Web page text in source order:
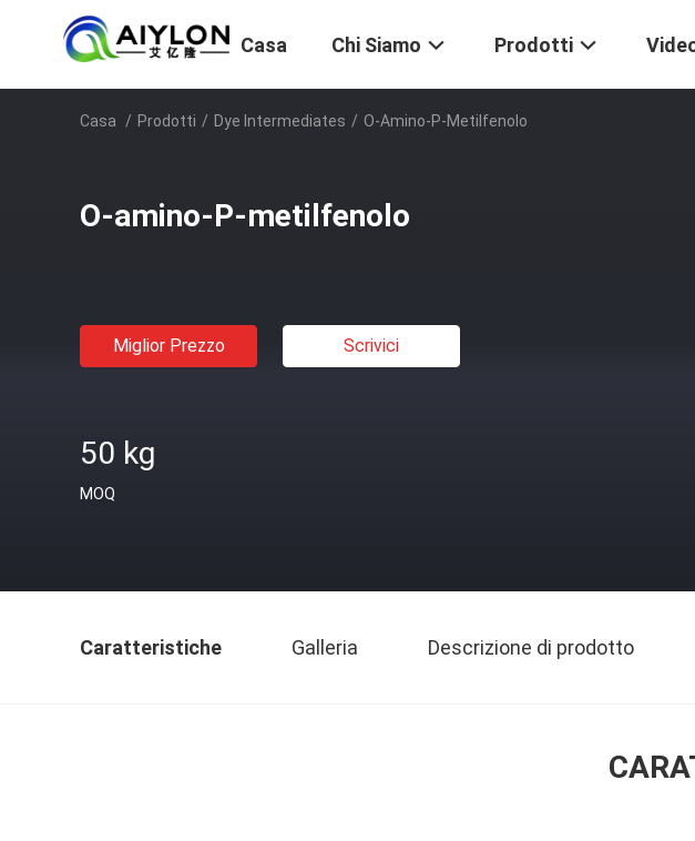
Casa Chi Siamo Prodotti
Casa / Prodotti / Dye Intermediates / O-Amino-P-Metilfenolo
O-amino-P-metilfenolo
Miglior Prezzo Scrivici
50 kg
MOQ
Caratteristiche Galleria Descrizione di prodotto